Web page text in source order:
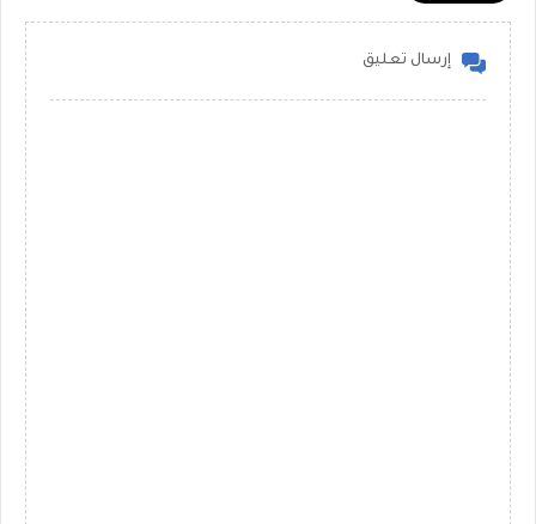
إرسال تعليق